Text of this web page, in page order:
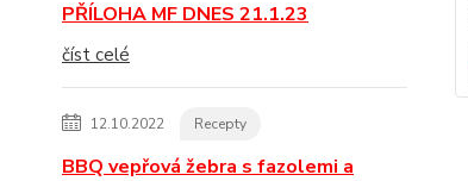
PŘÍLOHA MF DNES 21.1.23
číst celé
12.10.2022 Recepty
BBQ vepřová žebra s fazolemi a